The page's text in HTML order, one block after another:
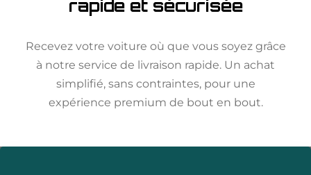
rapide et sécurisée
Recevez votre voiture où que vous soyez grâce
à notre service de livraison rapide. Un achat
simplifié, sans contraintes, pour une
expérience premium de bout en bout.